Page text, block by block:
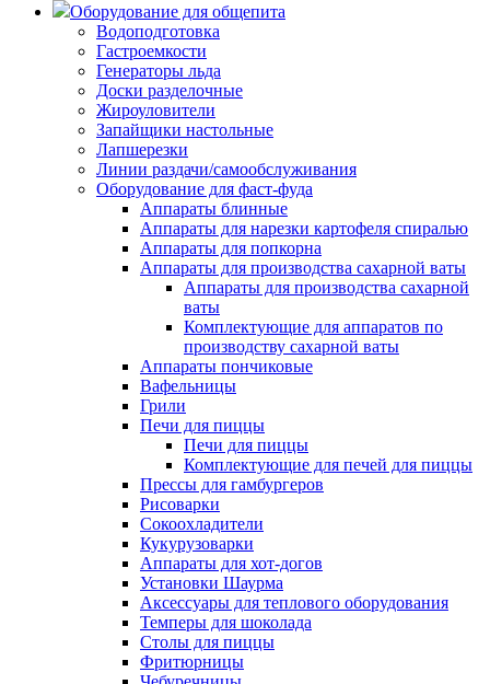
Оборудование для общепита
Водоподготовка
Гастроемкости
Генераторы льда
Доски разделочные
Жироуловители
Запайщики настольные
Лапшерезки
Линии раздачи/самообслуживания
Оборудование для фаст-фуда
Аппараты блинные
Аппараты для нарезки картофеля спиралью
Аппараты для попкорна
Аппараты для производства сахарной ваты
Аппараты для производства сахарной
ваты
Комплектующие для аппаратов по
производству сахарной ваты
Аппараты пончиковые
Вафельницы
Грили
Печи для пиццы
Печи для пиццы
Комплектующие для печей для пиццы
Прессы для гамбургеров
Рисоварки
Сокоохладители
Кукурузоварки
Аппараты для хот-догов
Установки Шаурма
Аксессуары для теплового оборудования
Темперы для шоколада
Столы для пиццы
Фритюрницы